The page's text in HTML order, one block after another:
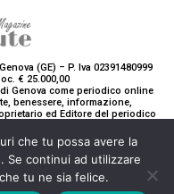
(GE) – P. Iva 02391480999
€ 25.000,00
Genova come periodico online
benessere, informazione,
ed Editore del periodico
R.V. 5663/2020 Reg. Stampa
2020).
SRL
che tu possa avere la
Se continui ad utilizzare
tu ne sia felice.